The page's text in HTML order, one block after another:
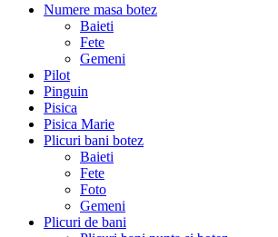
Numere masa botez
Baieti
Fete
Gemeni
Pilot
Pinguin
Pisica
Pisica Marie
Plicuri bani botez
Baieti
Fete
Foto
Gemeni
Plicuri de bani